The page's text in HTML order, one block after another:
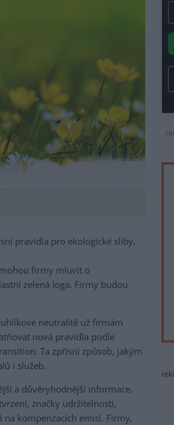
pravidla pro ekologické sliby.
firmy mluvit o
zelená loga. Firmy budou
neutralitě už firmám
nová pravidla podle
Ta zpřísní způsob, jakým
i služeb.
a důvěryhodnější informace.
značky udržitelnosti,
kompenzacích emisí. Firmy,